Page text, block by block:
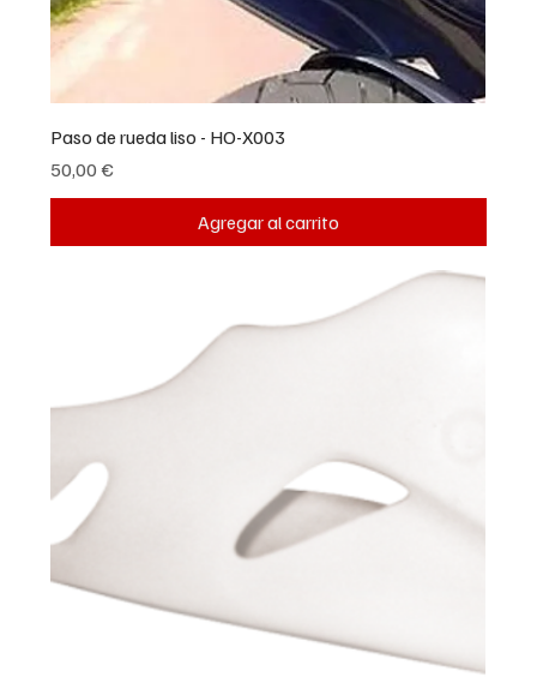
Paso de rueda liso - HO-X003
Precio
50,00 €
Agregar al carrito